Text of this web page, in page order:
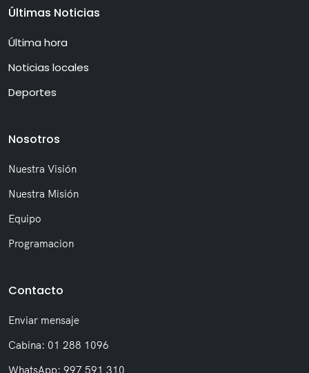
Últimas Noticias
Última hora
Noticias locales
Deportes
Nosotros
Nuestra Visión
Nuestra Misión
Equipo
Programacion
Contacto
Enviar mensaje
Cabina: 01 288 1096
WhatsApp: 997 591 310